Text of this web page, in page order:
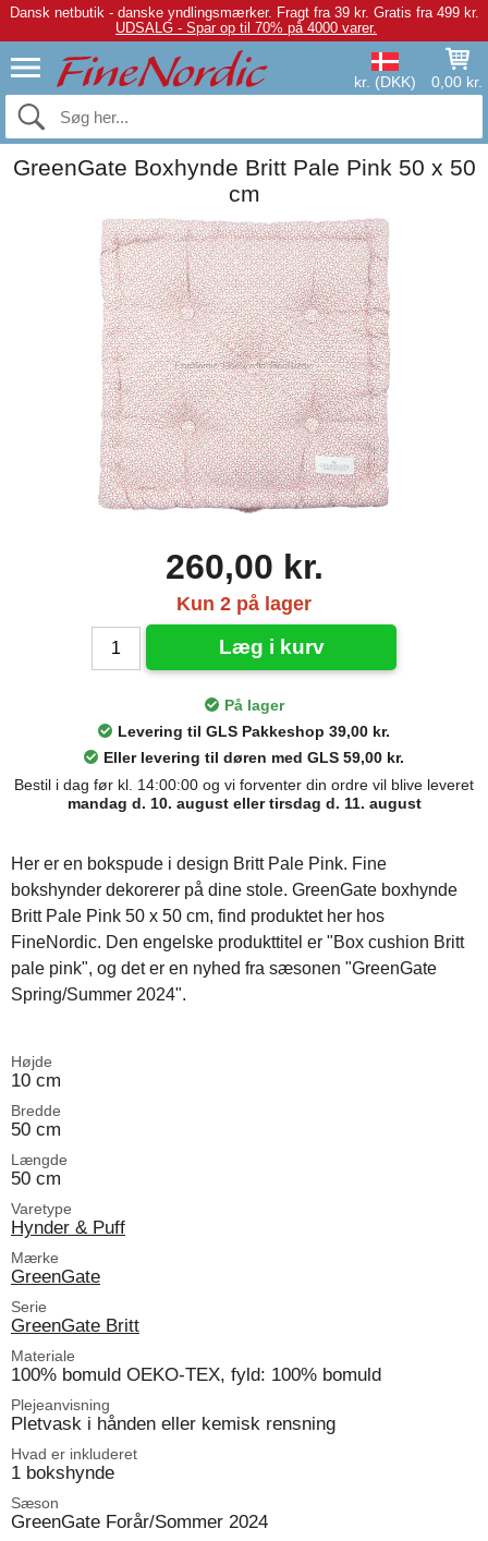
Dansk netbutik - danske yndlingsmærker. Fragt fra 39 kr. Gratis fra 499 kr.
UDSALG - Spar op til 70% på 4000 varer.
kr. (DKK) 0,00 kr.
GreenGate Boxhynde Britt Pale Pink 50 x 50
cm
260,00 kr.
Kun 2 på lager
Læg i kurv
På lager
Levering til GLS Pakkeshop 39,00 kr.
Eller levering til døren med GLS 59,00 kr.
Bestil i dag før kl. 14:00:00 og vi forventer din ordre vil blive leveret
mandag d. 10. august eller tirsdag d. 11. august
Her er en bokspude i design Britt Pale Pink. Fine
bokshynder dekorerer på dine stole. GreenGate boxhynde
Britt Pale Pink 50 x 50 cm, find produktet her hos
FineNordic. Den engelske produkttitel er "Box cushion Britt
pale pink", og det er en nyhed fra sæsonen "GreenGate
Spring/Summer 2024".
Højde
10 cm
Bredde
50 cm
Længde
50 cm
Varetype
Hynder & Puff
Mærke
GreenGate
Serie
GreenGate Britt
Materiale
100% bomuld OEKO-TEX, fyld: 100% bomuld
Plejeanvisning
Pletvask i hånden eller kemisk rensning
Hvad er inkluderet
1 bokshynde
Sæson
GreenGate Forår/Sommer 2024